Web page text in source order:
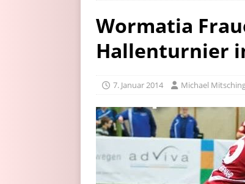
Wormatia
Hallenturnier
7. Januar 2014 Michael